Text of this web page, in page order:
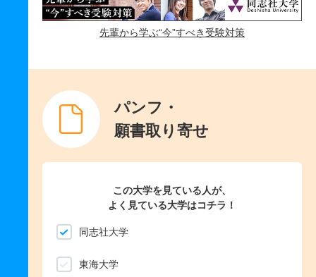
先輩から学ぶ“今”すべき受験対策
パンフ・
願書取り寄せ
この大学を見ている人が、
よく見ている大学はコチラ！
同志社大学
東海大学